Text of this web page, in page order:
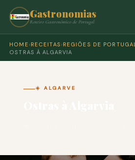
Gastronomias
Roteiro Gastronómico de Portugal
HOME › RECEITAS › REGIÕES DE PORTUGAL
OSTRAS À ALGARVIA
☀️ ALGARVE